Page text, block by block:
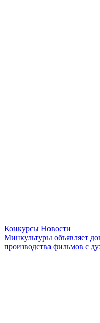
Конкурсы Новости
Минкультуры объявляет
производства фильмов с